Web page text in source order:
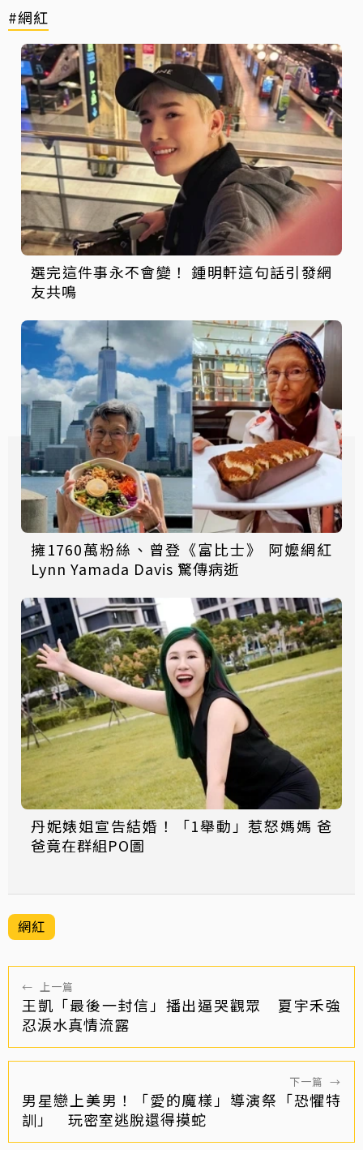
#網紅
選完這件事永不會變！ 鍾明軒這句話引發網
友共鳴
擁1760萬粉絲、曾登《富比士》 阿嬤網紅
Lynn Yamada Davis 驚傳病逝
丹妮婊姐宣告結婚！「1舉動」惹怒媽媽 爸
爸竟在群組PO圖
網紅
← 上一篇
王凱「最後一封信」播出逼哭觀眾 夏宇禾強
忍淚水真情流露
下一篇 →
男星戀上美男！「愛的魔樣」導演祭「恐懼特
訓」 玩密室逃脫還得摸蛇